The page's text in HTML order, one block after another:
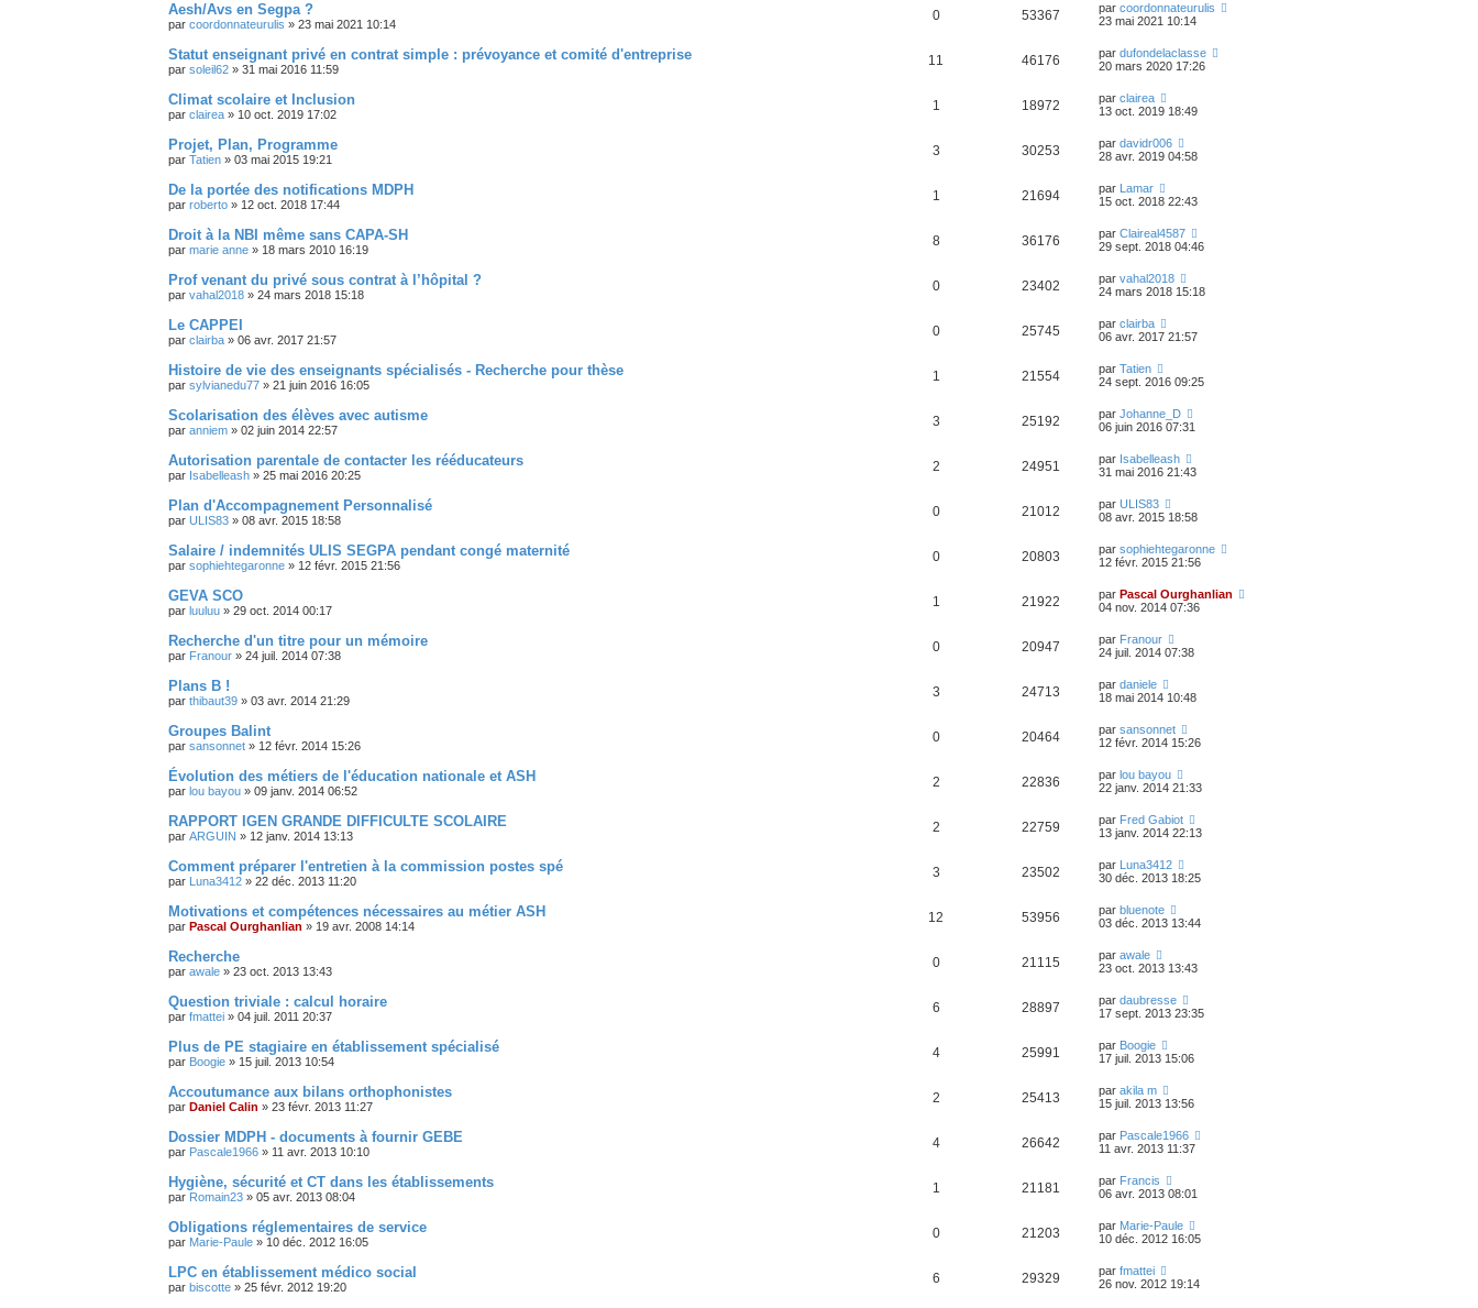
Aesh/Avs en Segpa ?
par coordonnateurulis » 23 mai 2021 10:14
0 53367 par coordonnateurulis
23 mai 2021 10:14
Statut enseignant privé en contrat simple : prévoyance et comité d'entreprise
par soleil62 » 31 mai 2016 11:59
11 46176 par dufondelaclasse
20 mars 2020 17:26
Climat scolaire et Inclusion
par clairea » 10 oct. 2019 17:02
1 18972 par clairea
13 oct. 2019 18:49
Projet, Plan, Programme
par Tatien » 03 mai 2015 19:21
3 30253 par davidr006
28 avr. 2019 04:58
De la portée des notifications MDPH
par roberto » 12 oct. 2018 17:44
1 21694 par Lamar
15 oct. 2018 22:43
Droit à la NBI même sans CAPA-SH
par marie anne » 18 mars 2010 16:19
8 36176 par Claireal4587
29 sept. 2018 04:46
Prof venant du privé sous contrat à l’hôpital ?
par vahal2018 » 24 mars 2018 15:18
0 23402 par vahal2018
24 mars 2018 15:18
Le CAPPEI
par clairba » 06 avr. 2017 21:57
0 25745 par clairba
06 avr. 2017 21:57
Histoire de vie des enseignants spécialisés - Recherche pour thèse
par sylvianedu77 » 21 juin 2016 16:05
1 21554 par Tatien
24 sept. 2016 09:25
Scolarisation des élèves avec autisme
par anniem » 02 juin 2014 22:57
3 25192 par Johanne_D
06 juin 2016 07:31
Autorisation parentale de contacter les rééducateurs
par Isabelleash » 25 mai 2016 20:25
2 24951 par Isabelleash
31 mai 2016 21:43
Plan d'Accompagnement Personnalisé
par ULIS83 » 08 avr. 2015 18:58
0 21012 par ULIS83
08 avr. 2015 18:58
Salaire / indemnités ULIS SEGPA pendant congé maternité
par sophiehtegaronne » 12 févr. 2015 21:56
0 20803 par sophiehtegaronne
12 févr. 2015 21:56
GEVA SCO
par luuluu » 29 oct. 2014 00:17
1 21922 par Pascal Ourghanlian
04 nov. 2014 07:36
Recherche d'un titre pour un mémoire
par Franour » 24 juil. 2014 07:38
0 20947 par Franour
24 juil. 2014 07:38
Plans B !
par thibaut39 » 03 avr. 2014 21:29
3 24713 par daniele
18 mai 2014 10:48
Groupes Balint
par sansonnet » 12 févr. 2014 15:26
0 20464 par sansonnet
12 févr. 2014 15:26
Évolution des métiers de l'éducation nationale et ASH
par lou bayou » 09 janv. 2014 06:52
2 22836 par lou bayou
22 janv. 2014 21:33
RAPPORT IGEN GRANDE DIFFICULTE SCOLAIRE
par ARGUIN » 12 janv. 2014 13:13
2 22759 par Fred Gabiot
13 janv. 2014 22:13
Comment préparer l'entretien à la commission postes spé
par Luna3412 » 22 déc. 2013 11:20
3 23502 par Luna3412
30 déc. 2013 18:25
Motivations et compétences nécessaires au métier ASH
par Pascal Ourghanlian » 19 avr. 2008 14:14
12 53956 par bluenote
03 déc. 2013 13:44
Recherche
par awale » 23 oct. 2013 13:43
0 21115 par awale
23 oct. 2013 13:43
Question triviale : calcul horaire
par fmattei » 04 juil. 2011 20:37
6 28897 par daubresse
17 sept. 2013 23:35
Plus de PE stagiaire en établissement spécialisé
par Boogie » 15 juil. 2013 10:54
4 25991 par Boogie
17 juil. 2013 15:06
Accoutumance aux bilans orthophonistes
par Daniel Calin » 23 févr. 2013 11:27
2 25413 par akila m
15 juil. 2013 13:56
Dossier MDPH - documents à fournir GEBE
par Pascale1966 » 11 avr. 2013 10:10
4 26642 par Pascale1966
11 avr. 2013 11:37
Hygiène, sécurité et CT dans les établissements
par Romain23 » 05 avr. 2013 08:04
1 21181 par Francis
06 avr. 2013 08:01
Obligations réglementaires de service
par Marie-Paule » 10 déc. 2012 16:05
0 21203 par Marie-Paule
10 déc. 2012 16:05
LPC en établissement médico social
par biscotte » 25 févr. 2012 19:20
6 29329 par fmattei
26 nov. 2012 19:14